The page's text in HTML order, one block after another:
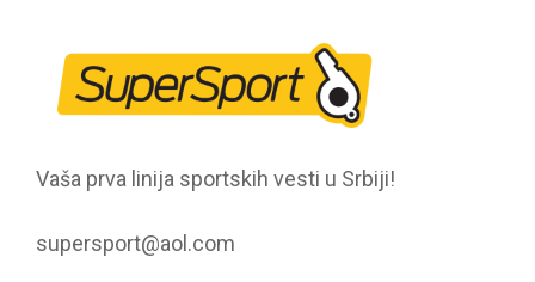
Vaša prva linija sportskih vesti u Srbiji!
supersport@aol.com